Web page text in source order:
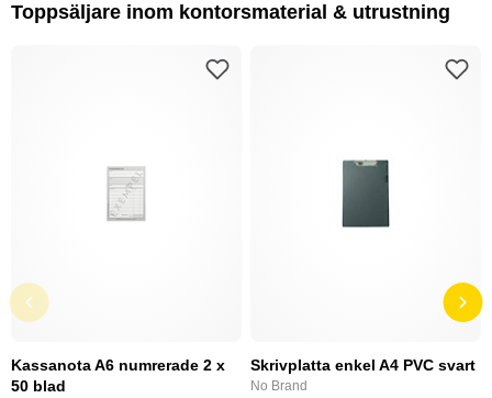
Toppsäljare inom kontorsmaterial & utrustning
Kassanota A6 numrerade 2 x
50 blad
Skrivplatta enkel A4 PVC svart
No Brand